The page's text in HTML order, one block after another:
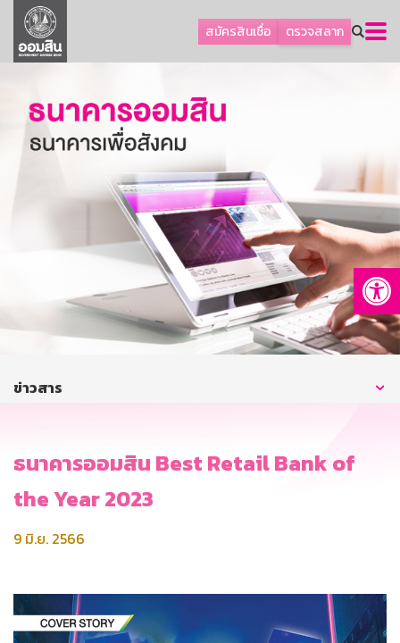
สมัครสินเชื่อ ตรวจสลาก
ลูกค้าธุรกิจ
ลูกค้าผู้ประกอบรายย่อย
ออมเพื่อสุข
เกี่ยวกับธนาคาร
การพัฒนาที่ยั่งยืน
บริการทางการเงิน
ติดต่อเรา
บริการออนไลน์
ข่าวสาร
ธนาคารออมสิน Best Retail Bank of
the Year 2023
9 มิ.ย. 2566